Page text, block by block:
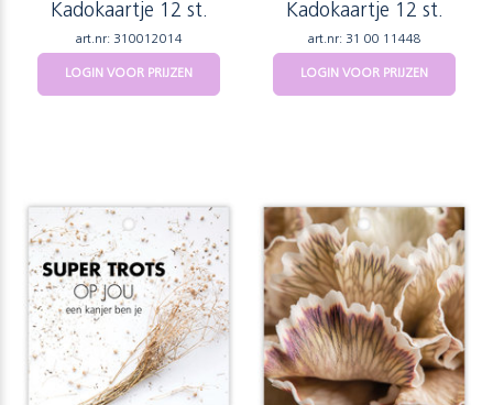
Kadokaartje 12 st.
art.nr: 310012014
LOGIN VOOR PRIJZEN
Kadokaartje 12 st.
art.nr: 31 00 11448
LOGIN VOOR PRIJZEN